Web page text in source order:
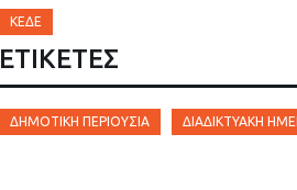
ΚΕΔΕ
ΕΤΙΚΈΤΕΣ
ΔΗΜΟΤΙΚΉ ΠΕΡΙΟΥΣΊΑ ΔΙΑΔΙΚΤΥΑΚΉ